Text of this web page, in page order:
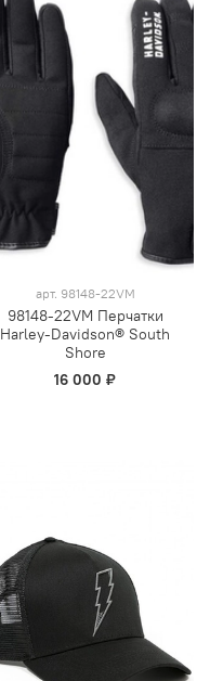
арт. 98148-22VM
98148-22VM Перчатки
Harley-Davidson® South
Shore
16 000 ₽